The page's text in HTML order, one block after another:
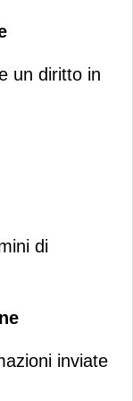
un diritto in
di
inviate